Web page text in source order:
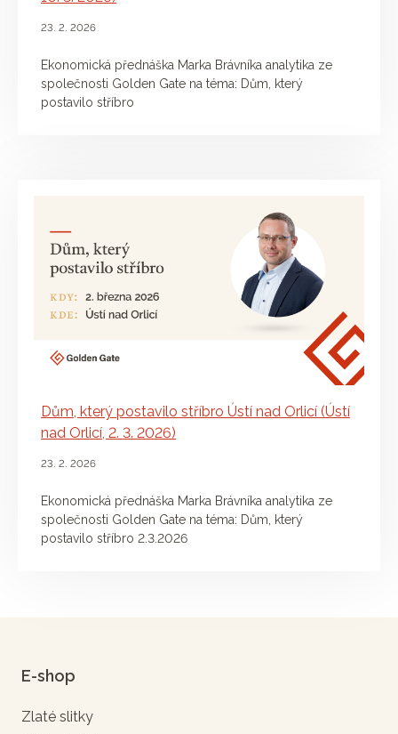
23. 2. 2026
Ekonomická přednáška Marka Brávníka analytika ze
společnosti Golden Gate na téma: Dům, který
postavilo stříbro
Dům, který postavilo stříbro Ústí nad Orlicí (Ústí
nad Orlicí, 2. 3. 2026)
23. 2. 2026
Ekonomická přednáška Marka Brávníka analytika ze
společnosti Golden Gate na téma: Dům, který
postavilo stříbro 2.3.2026
E-shop
Zlaté slitky